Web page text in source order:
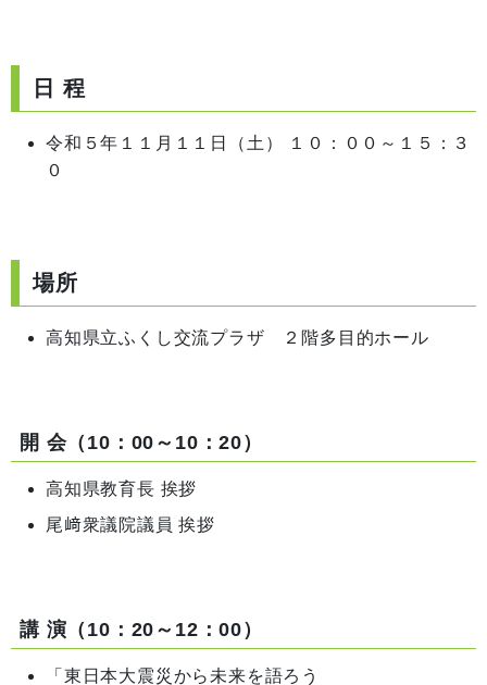
日 程
令和５年１１月１１日（土） １０：００～１５：３
０
場所
高知県立ふくし交流プラザ ２階多目的ホール
開 会（10：00～10：20）
高知県教育長 挨拶
尾﨑衆議院議員 挨拶
講 演（10：20～12：00）
「東日本大震災から未来を語ろう